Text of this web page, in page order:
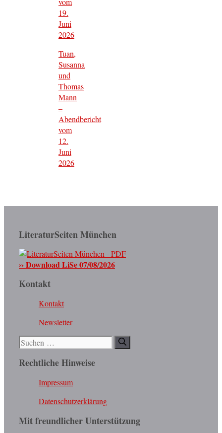
19.
Juni
2026
Tuan,
Susanna
und
Thomas
Mann
–
Abendbericht
vom
12.
Juni
2026
LiteraturSeiten München
›› Download LiSe 07/08/2026
Kontakt
Kontakt
Newsletter
Suchen
nach:
Rechtliche Hinweise
Impressum
Datenschutzerklärung
Mit freundlicher Unterstützung